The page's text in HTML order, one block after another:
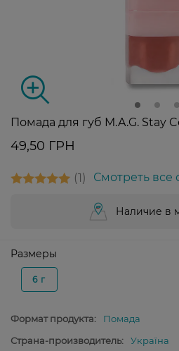
Помада для губ M.A.G. Stay
49,50 ГРН
1 Смотреть все
Наличие в
Размеры
6 г
Формат продукта:
Помада
Страна-производитель:
Україна